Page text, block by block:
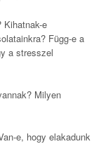
e
Függ-e a
a stresszel
Milyen
e, hogy elakadunk